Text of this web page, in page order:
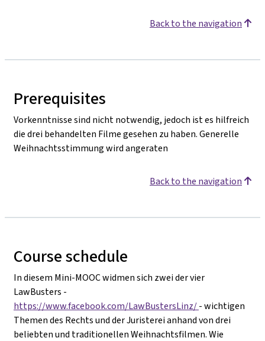
Back to the navigation
Prerequisites
Vorkenntnisse sind nicht notwendig, jedoch ist es hilfreich
die drei behandelten Filme gesehen zu haben. Generelle
Weihnachtsstimmung wird angeraten
Back to the navigation
Course schedule
In diesem Mini-MOOC widmen sich zwei der vier
LawBusters -
https://www.facebook.com/LawBustersLinz/- wichtigen
Themen des Rechts und der Juristerei anhand von drei
beliebten und traditionellen Weihnachtsfilmen. Wie